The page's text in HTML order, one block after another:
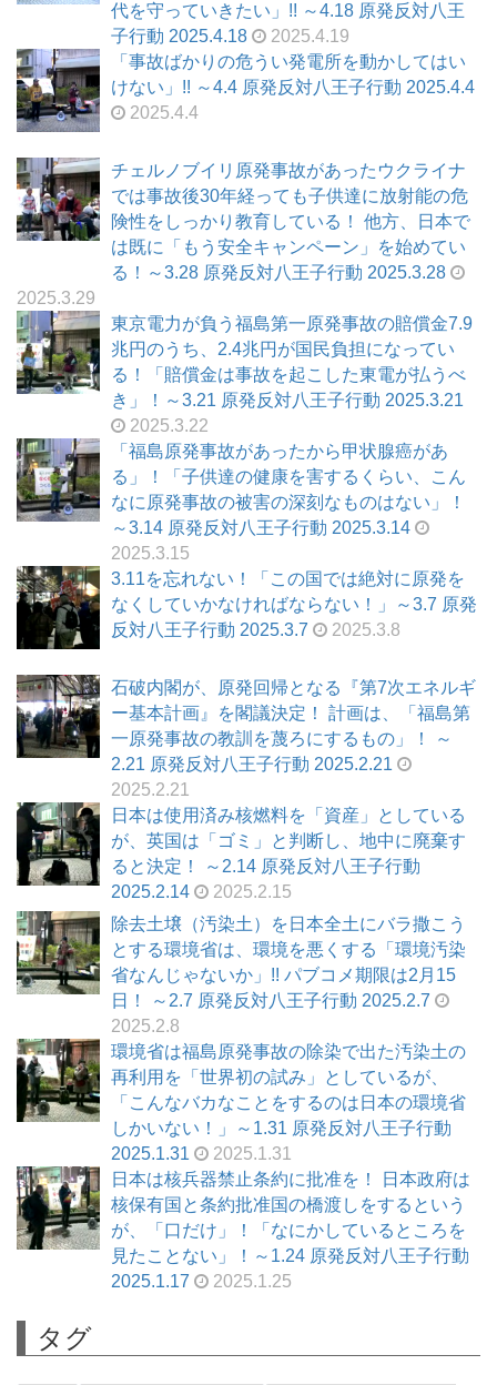
代を守っていきたい」!! ～4.18 原発反対八王
子行動 2025.4.18
2025.4.19
「事故ばかりの危うい発電所を動かしてはい
けない」!! ～4.4 原発反対八王子行動 2025.4.4
2025.4.4
チェルノブイリ原発事故があったウクライナ
では事故後30年経っても子供達に放射能の危
険性をしっかり教育している！ 他方、日本で
は既に「もう安全キャンペーン」を始めてい
る！～3.28 原発反対八王子行動 2025.3.28
2025.3.29
東京電力が負う福島第一原発事故の賠償金7.9
兆円のうち、2.4兆円が国民負担になってい
る！「賠償金は事故を起こした東電が払うべ
き」！～3.21 原発反対八王子行動 2025.3.21
2025.3.22
「福島原発事故があったから甲状腺癌があ
る」！「子供達の健康を害するくらい、こん
なに原発事故の被害の深刻なものはない」！
～3.14 原発反対八王子行動 2025.3.14
2025.3.15
3.11を忘れない！「この国では絶対に原発を
なくしていかなければならない！」～3.7 原発
反対八王子行動 2025.3.7
2025.3.8
石破内閣が、原発回帰となる『第7次エネルギ
ー基本計画』を閣議決定！ 計画は、「福島第
一原発事故の教訓を蔑ろにするもの」！ ～
2.21 原発反対八王子行動 2025.2.21
2025.2.21
日本は使用済み核燃料を「資産」としている
が、英国は「ゴミ」と判断し、地中に廃棄す
ると決定！ ～2.14 原発反対八王子行動
2025.2.14
2025.2.15
除去土壌（汚染土）を日本全土にバラ撒こう
とする環境省は、環境を悪くする「環境汚染
省なんじゃないか」!! パブコメ期限は2月15
日！ ～2.7 原発反対八王子行動 2025.2.7
2025.2.8
環境省は福島原発事故の除染で出た汚染土の
再利用を「世界初の試み」としているが、
「こんなバカなことをするのは日本の環境省
しかいない！」～1.31 原発反対八王子行動
2025.1.31
2025.1.31
日本は核兵器禁止条約に批准を！ 日本政府は
核保有国と条約批准国の橋渡しをするという
が、「口だけ」！「なにかしているところを
見たことない」！～1.24 原発反対八王子行動
2025.1.17
2025.1.25
タグ